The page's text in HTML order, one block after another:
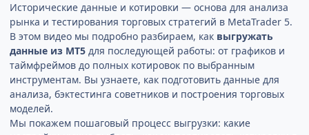
Исторические данные и котировки — основа для анализа
рынка и тестирования торговых стратегий в MetaTrader 5.
В этом видео мы подробно разбираем, как выгружать
данные из MT5 для последующей работы: от графиков и
таймфреймов до полных котировок по выбранным
инструментам. Вы узнаете, как подготовить данные для
анализа, бэктестинга советников и построения торговых
моделей.
Мы покажем пошаговый процесс выгрузки: какие